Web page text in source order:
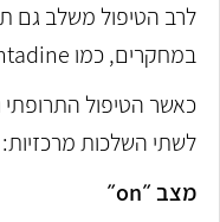
לרב הטיפול משלב גם
במחקרים, כמו Amantadine ו-Zonisamide.
כאשר הטיפול התרופתי
לשתי השלכות מרכזיות:
מצב ״on״